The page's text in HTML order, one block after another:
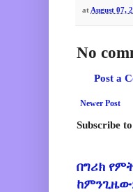
at August 07,
No
Post a
Newer Post
Subscribe
በግሪክ